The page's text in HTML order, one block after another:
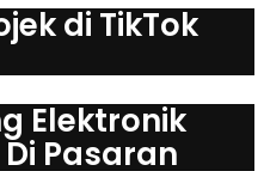
di TikTok
Elektronik
Pasaran